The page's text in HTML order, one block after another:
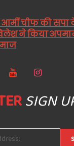
चीफ की सपा
ने किया
SIGN